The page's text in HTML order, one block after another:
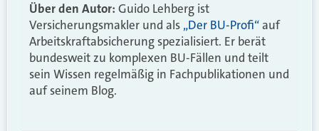
Über den Autor: Guido Lehberg ist
Versicherungsmakler und als „Der BU-Profi“auf
Arbeitskraftabsicherung spezialisiert. Er berät
bundesweit zu komplexen BU-Fällen und teilt
sein Wissen regelmäßig in Fachpublikationen und
auf seinem Blog.